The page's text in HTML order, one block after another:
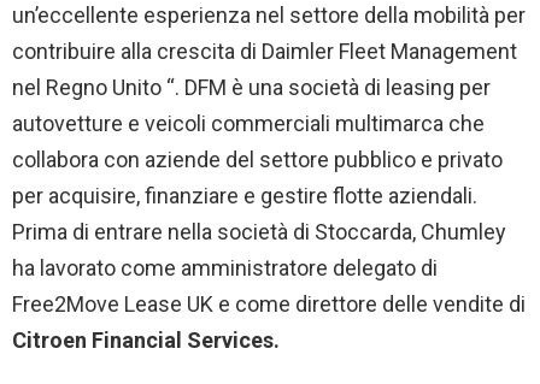
un’eccellente esperienza nel settore della mobilità per
contribuire alla crescita di Daimler Fleet Management
nel Regno Unito “. DFM è una società di leasing per
autovetture e veicoli commerciali multimarca che
collabora con aziende del settore pubblico e privato
per acquisire, finanziare e gestire flotte aziendali.
Prima di entrare nella società di Stoccarda, Chumley
ha lavorato come amministratore delegato di
Free2Move Lease UK e come direttore delle vendite di
Citroen Financial Services.